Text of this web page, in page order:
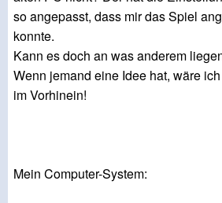
so angepasst, dass mir das Spiel
konnte.
Kann es doch an was anderem
Wenn jemand eine Idee hat, wäre
im Vorhinein!
Mein Computer-System: